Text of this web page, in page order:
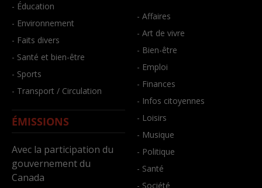
- Éducation
- Environnement
- Faits divers
- Santé et bien-être
- Sports
- Transport / Circulation
ÉMISSIONS
Avec la participation du
gouvernement du
Canada
- Affaires
- Art de vivre
- Bien-être
- Emploi
- Finances
- Infos citoyennes
- Loisirs
- Musique
- Politique
- Santé
- Société